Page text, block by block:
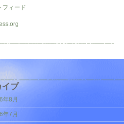
フィード
イブ
年8月
年7月